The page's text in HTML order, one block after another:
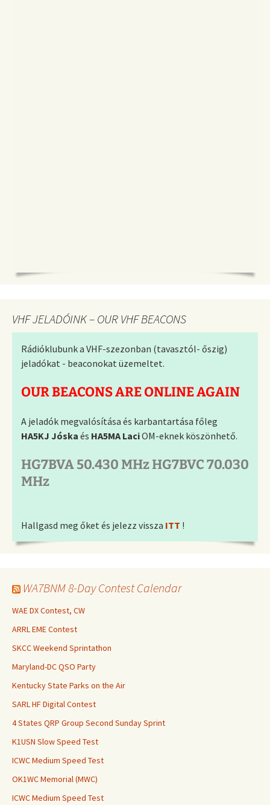
VHF JELADÓINK – OUR VHF BEACONS
Rádióklubunk a VHF-szezonban (tavasztól- őszig)
jeladókat - beaconokat üzemeltet.
OUR BEACONS ARE ONLINE AGAIN
A jeladók megvalósítása és karbantartása főleg
HA5KJ Jóska és HA5MA LaciOM-eknek köszönhető.
HG7BVA 50.430 MHz HG7BVC 70.030
MHz
Hallgasd meg őket és jelezz vissza ITT !
WA7BNM 8-Day Contest Calendar
WAE DX Contest, CW
ARRL EME Contest
SKCC Weekend Sprintathon
Maryland-DC QSO Party
Kentucky State Parks on the Air
SARL HF Digital Contest
4 States QRP Group Second Sunday Sprint
K1USN Slow Speed Test
ICWC Medium Speed Test
OK1WC Memorial (MWC)
ICWC Medium Speed Test